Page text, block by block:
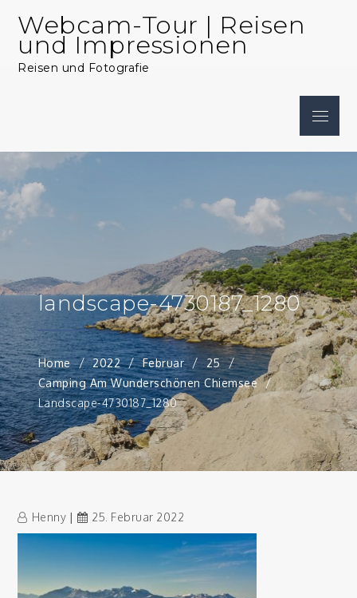
content
Webcam-Tour | Reisen
und Impressionen
Reisen und Fotografie
Menu
landscape-4730187_1280
Home 2022 Februar
25
Camping Am Wunderschönen Chiemsee
Landscape-4730187_1280
Henny 25. Februar 2022